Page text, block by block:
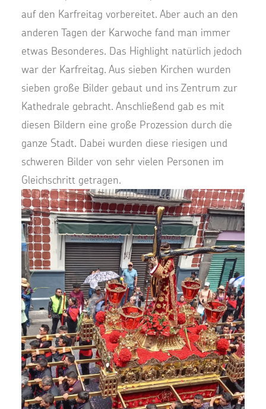
auf den Karfreitag vorbereitet. Aber auch an den
anderen Tagen der Karwoche fand man immer
etwas Besonderes. Das Highlight natürlich jedoch
war der Karfreitag. Aus sieben Kirchen wurden
sieben große Bilder gebaut und ins Zentrum zur
Kathedrale gebracht. Anschließend gab es mit
diesen Bildern eine große Prozession durch die
ganze Stadt. Dabei wurden diese riesigen und
schweren Bilder von sehr vielen Personen im
Gleichschritt getragen.